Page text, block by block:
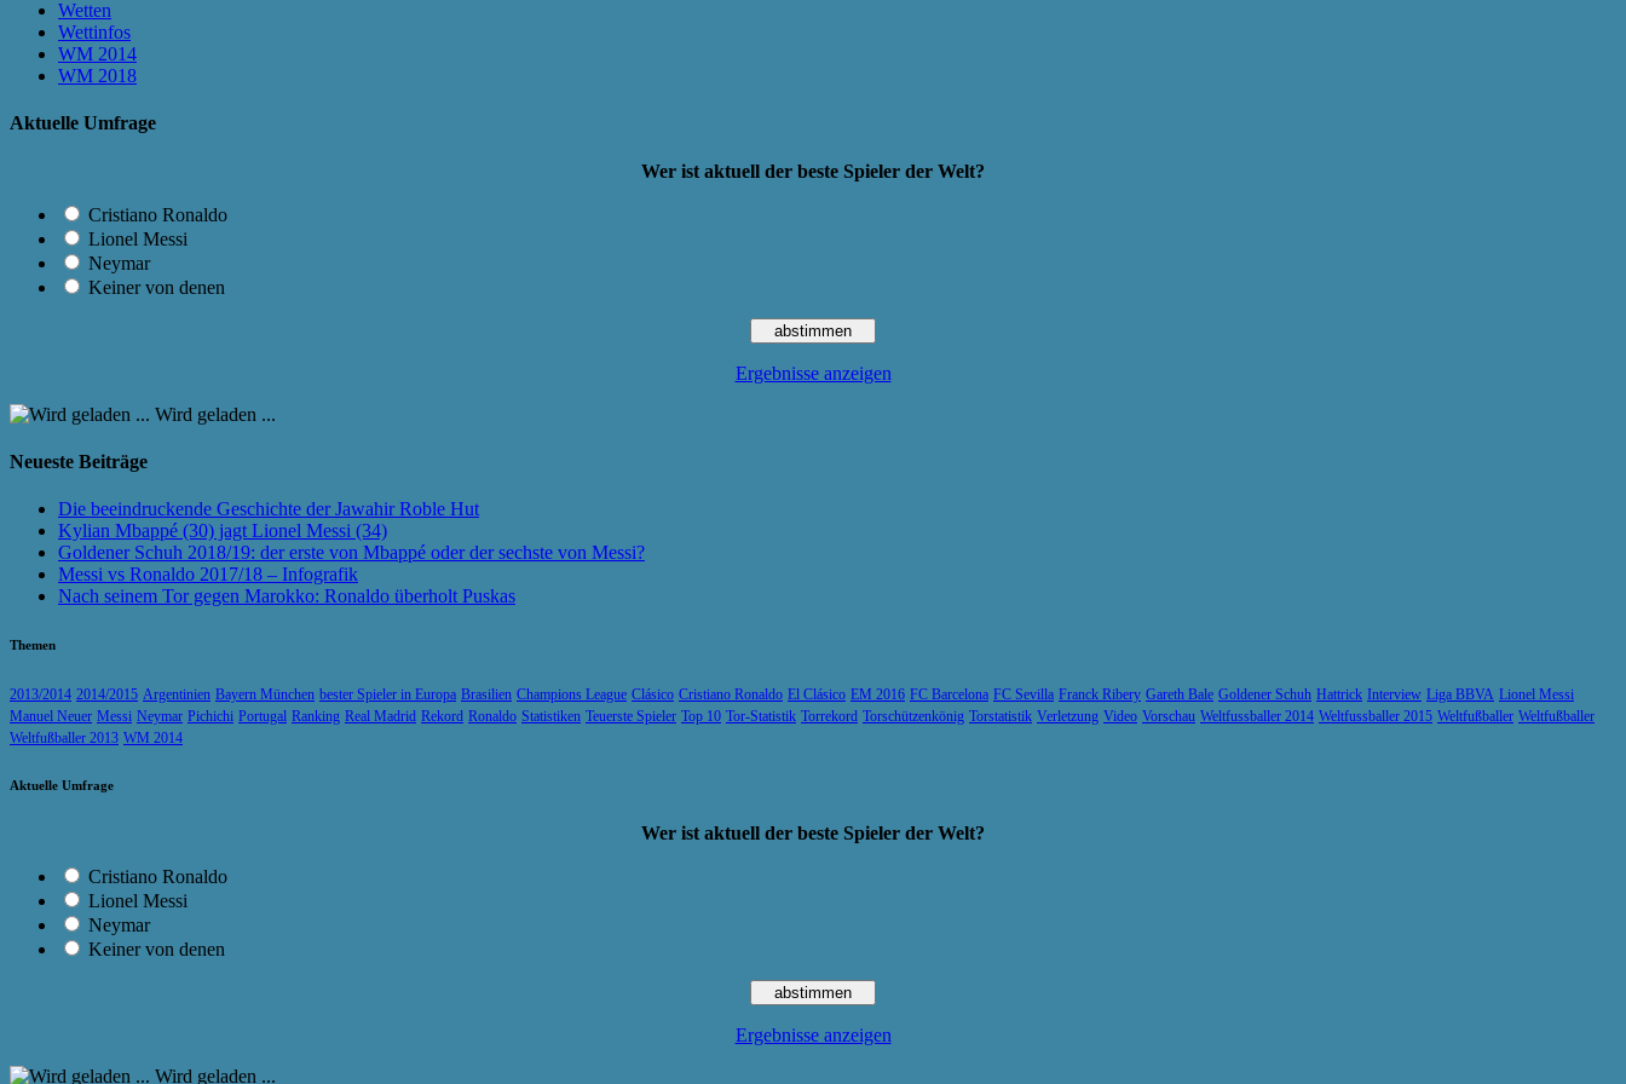
Wetten
Wettinfos
WM 2014
WM 2018
Aktuelle Umfrage
Wer ist aktuell der beste Spieler der Welt?
Cristiano Ronaldo
Lionel Messi
Neymar
Keiner von denen
Ergebnisse anzeigen
Wird geladen ...
Neueste Beiträge
Die beeindruckende Geschichte der Jawahir Roble Hut
Kylian Mbappé (30) jagt Lionel Messi (34)
Goldener Schuh 2018/19: der erste von Mbappé oder der sechste von Messi?
Messi vs Ronaldo 2017/18 – Infografik
Nach seinem Tor gegen Marokko: Ronaldo überholt Puskas
Themen
2013/2014 2014/2015 Argentinien Bayern München bester Spieler in Europa Brasilien Champions League Clásico Cristiano Ronaldo El Clásico EM 2016 FC Barcelona FC Sevilla Franck Ribery Gareth Bale Goldener Schuh Hattrick Interview Liga BBVA Lionel Messi
Manuel Neuer Messi Neymar Pichichi Portugal Ranking Real Madrid Rekord Ronaldo Statistiken Teuerste Spieler Top 10 Tor-Statistik Torrekord Torschützenkönig Torstatistik Verletzung Video Vorschau Weltfussballer 2014 Weltfussballer 2015 Weltfußballer Weltfußballer
Weltfußballer 2013 WM 2014
Aktuelle Umfrage
Wer ist aktuell der beste Spieler der Welt?
Cristiano Ronaldo
Lionel Messi
Neymar
Keiner von denen
Ergebnisse anzeigen
Wird geladen ...